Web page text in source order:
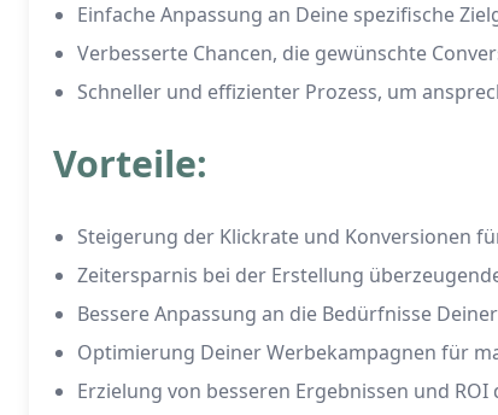
Einfache Anpassung an Deine spezifische
Verbesserte Chancen, die gewünschte
Schneller und effizienter Prozess, um
Vorteile:
Steigerung der Klickrate und Konversionen
Zeitersparnis bei der Erstellung
Bessere Anpassung an die Bedürfnisse
Optimierung Deiner Werbekampagnen für
Erzielung von besseren Ergebnissen und